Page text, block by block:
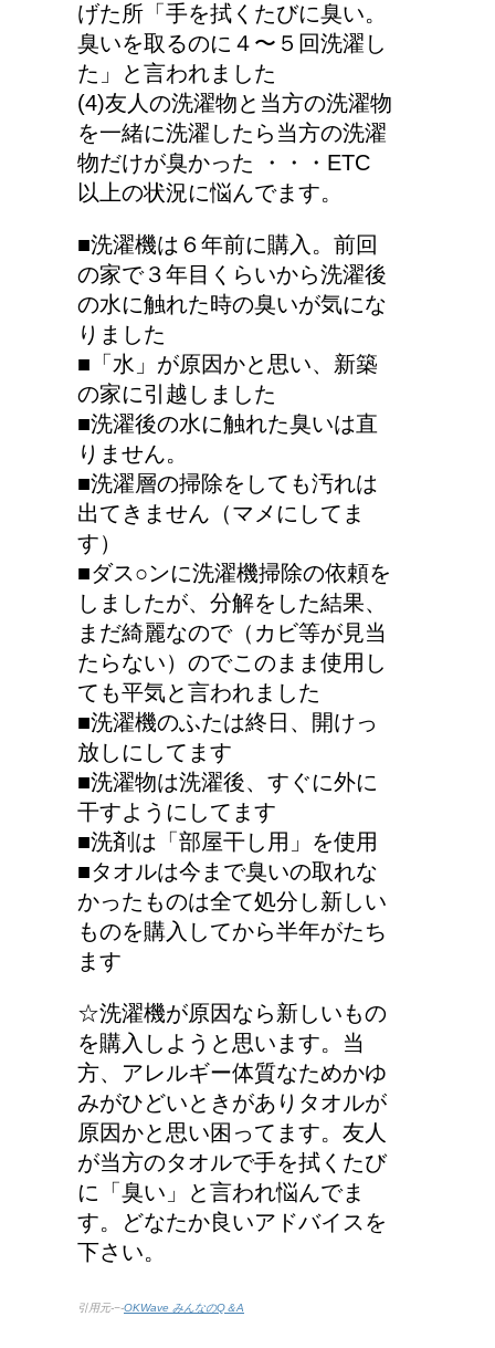
げた所「手を拭くたびに臭い。
臭いを取るのに４〜５回洗濯し
た」と言われました
(4)友人の洗濯物と当方の洗濯物
を一緒に洗濯したら当方の洗濯
物だけが臭かった ・・・ETC
以上の状況に悩んでます。
■洗濯機は６年前に購入。前回
の家で３年目くらいから洗濯後
の水に触れた時の臭いが気にな
りました
■「水」が原因かと思い、新築
の家に引越しました
■洗濯後の水に触れた臭いは直
りません。
■洗濯層の掃除をしても汚れは
出てきません（マメにしてま
す）
■ダス○ンに洗濯機掃除の依頼を
しましたが、分解をした結果、
まだ綺麗なので（カビ等が見当
たらない）のでこのまま使用し
ても平気と言われました
■洗濯機のふたは終日、開けっ
放しにしてます
■洗濯物は洗濯後、すぐに外に
干すようにしてます
■洗剤は「部屋干し用」を使用
■タオルは今まで臭いの取れな
かったものは全て処分し新しい
ものを購入してから半年がたち
ます
☆洗濯機が原因なら新しいもの
を購入しようと思います。当
方、アレルギー体質なためかゆ
みがひどいときがありタオルが
原因かと思い困ってます。友人
が当方のタオルで手を拭くたび
に「臭い」と言われ悩んでま
す。どなたか良いアドバイスを
下さい。
引用元-−-OKWave みんなのQ＆A